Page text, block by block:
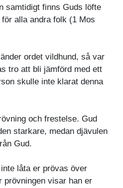
samtidigt finns Guds löfte
alla andra folk (1 Mos
ordet vildhund, så var
tro att bli jämförd med ett
skulle inte klarat denna
och frestelse. Gud
starkare, medan djävulen
Gud.
låta er prövas över
prövningen visar han er